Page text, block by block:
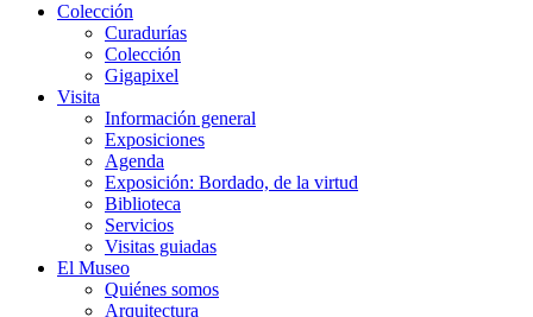
Colección
Curadurías
Colección
Gigapixel
Visita
Información general
Exposiciones
Agenda
Exposición: Bordado, de la virtud
Biblioteca
Servicios
Visitas guiadas
El Museo
Quiénes somos
Arquitectura